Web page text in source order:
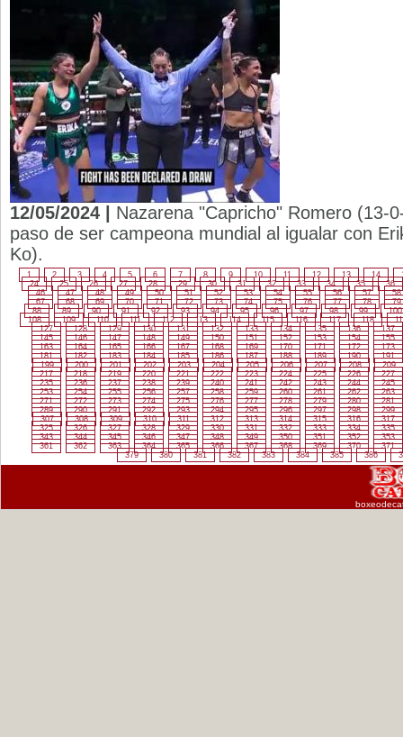
12/05/2024 | Nazarena "Capricho" Romero (13-
paso de ser campeona mundial al igualar con
Ko).
1 2 3 4 5 6 7 8 9 10 11 12 13 14
24
25 26 27 28 29 30 31 32 33 34 35
36
46
47 48 49 50 51 52 53 54 55 56 57
58
67
68 69 70 71 72 73 74 75 76 77 78
79
88
89 90 91 92 93 94 95 96 97 98 99
100
108
109 110 111 112 113 114 115 116 117 118
127
128 129 130 131 132 133 134 135 136
137
145
146 147 148 149 150 151 152 153 154
155
163
164 165 166 167 168 169 170 171 172
173
181
182 183 184 185 186 187 188 189 190
191
199
200 201 202 203 204 205 206 207 208
209
217
218 219 220 221 222 223 224 225 226
227
235
236 237 238 239 240 241 242 243 244
245
253
254 255 256 257 258 259 260 261 262
263
271
272 273 274 275 276 277 278 279 280
281
289
290 291 292 293 294 295 296 297 298
299
307
308 309 310 311 312 313 314 315 316
317
325
326 327 328 329 330 331 332 333 334
335
343
344 345 346 347 348 349 350 351 352
353
361
362 363 364 365 366 367 368 369 370
371
379
380 381 382 383 384 385 386